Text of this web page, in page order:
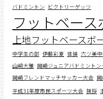
バドミントン ビクトリーゲッツ
フットベース
上地フットベースボ
中学生の部 伊藤彩夏 体操 六ツ美
山﨑大雅 岡崎ジュニアバドミントン
岡崎フレンドマッチサッカー大会
平成31年度市民スポーツ大会 挨拶